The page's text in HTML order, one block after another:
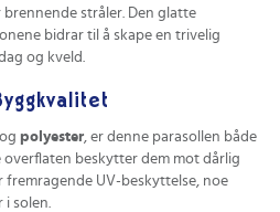
stråler. Den glatte
bidrar til å skape en trivelig
og kveld.
og polyester, er denne parasollen både
beskytter dem mot dårlig
UV-beskyttelse, noe
i solen.